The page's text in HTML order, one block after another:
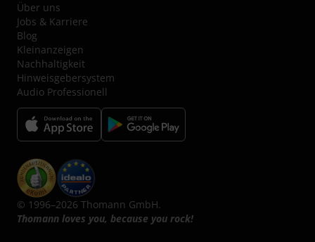
Über uns
Jobs & Karriere
Blog
Kleinanzeigen
Nachhaltigkeit
Hinweisgebersystem
Audio Professionell
© 1996–2026 Thomann GmbH.
Thomann loves you, because you rock!